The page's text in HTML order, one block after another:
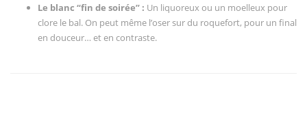
Le blanc “fin de soirée” : Un liquoreux ou un moelleux pour
clore le bal. On peut même l’oser sur du roquefort, pour un final
en douceur… et en contraste.